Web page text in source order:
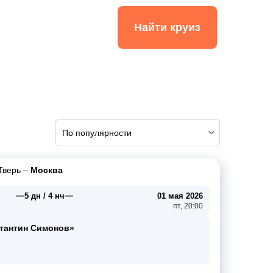
Найти круиз
По популярности
– Москва
—5 дн / 4 нч— 01 мая 2026
пт, 20:00
Симонов»